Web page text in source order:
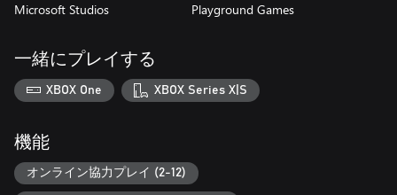
Microsoft Studios Playground Games
一緒にプレイする
XBOX One XBOX Series X|S
機能
オンライン協力プレイ (2-12)